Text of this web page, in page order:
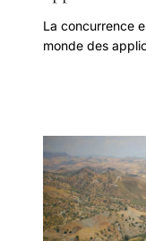
La concurrence
monde des